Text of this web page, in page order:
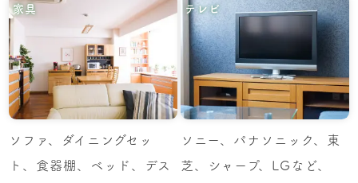
家具
ソファ、ダイニングセッ
ト、食器棚、ベッド、デス
テレビ
ソニー、パナソニック、東
芝、シャープ、LGなど、